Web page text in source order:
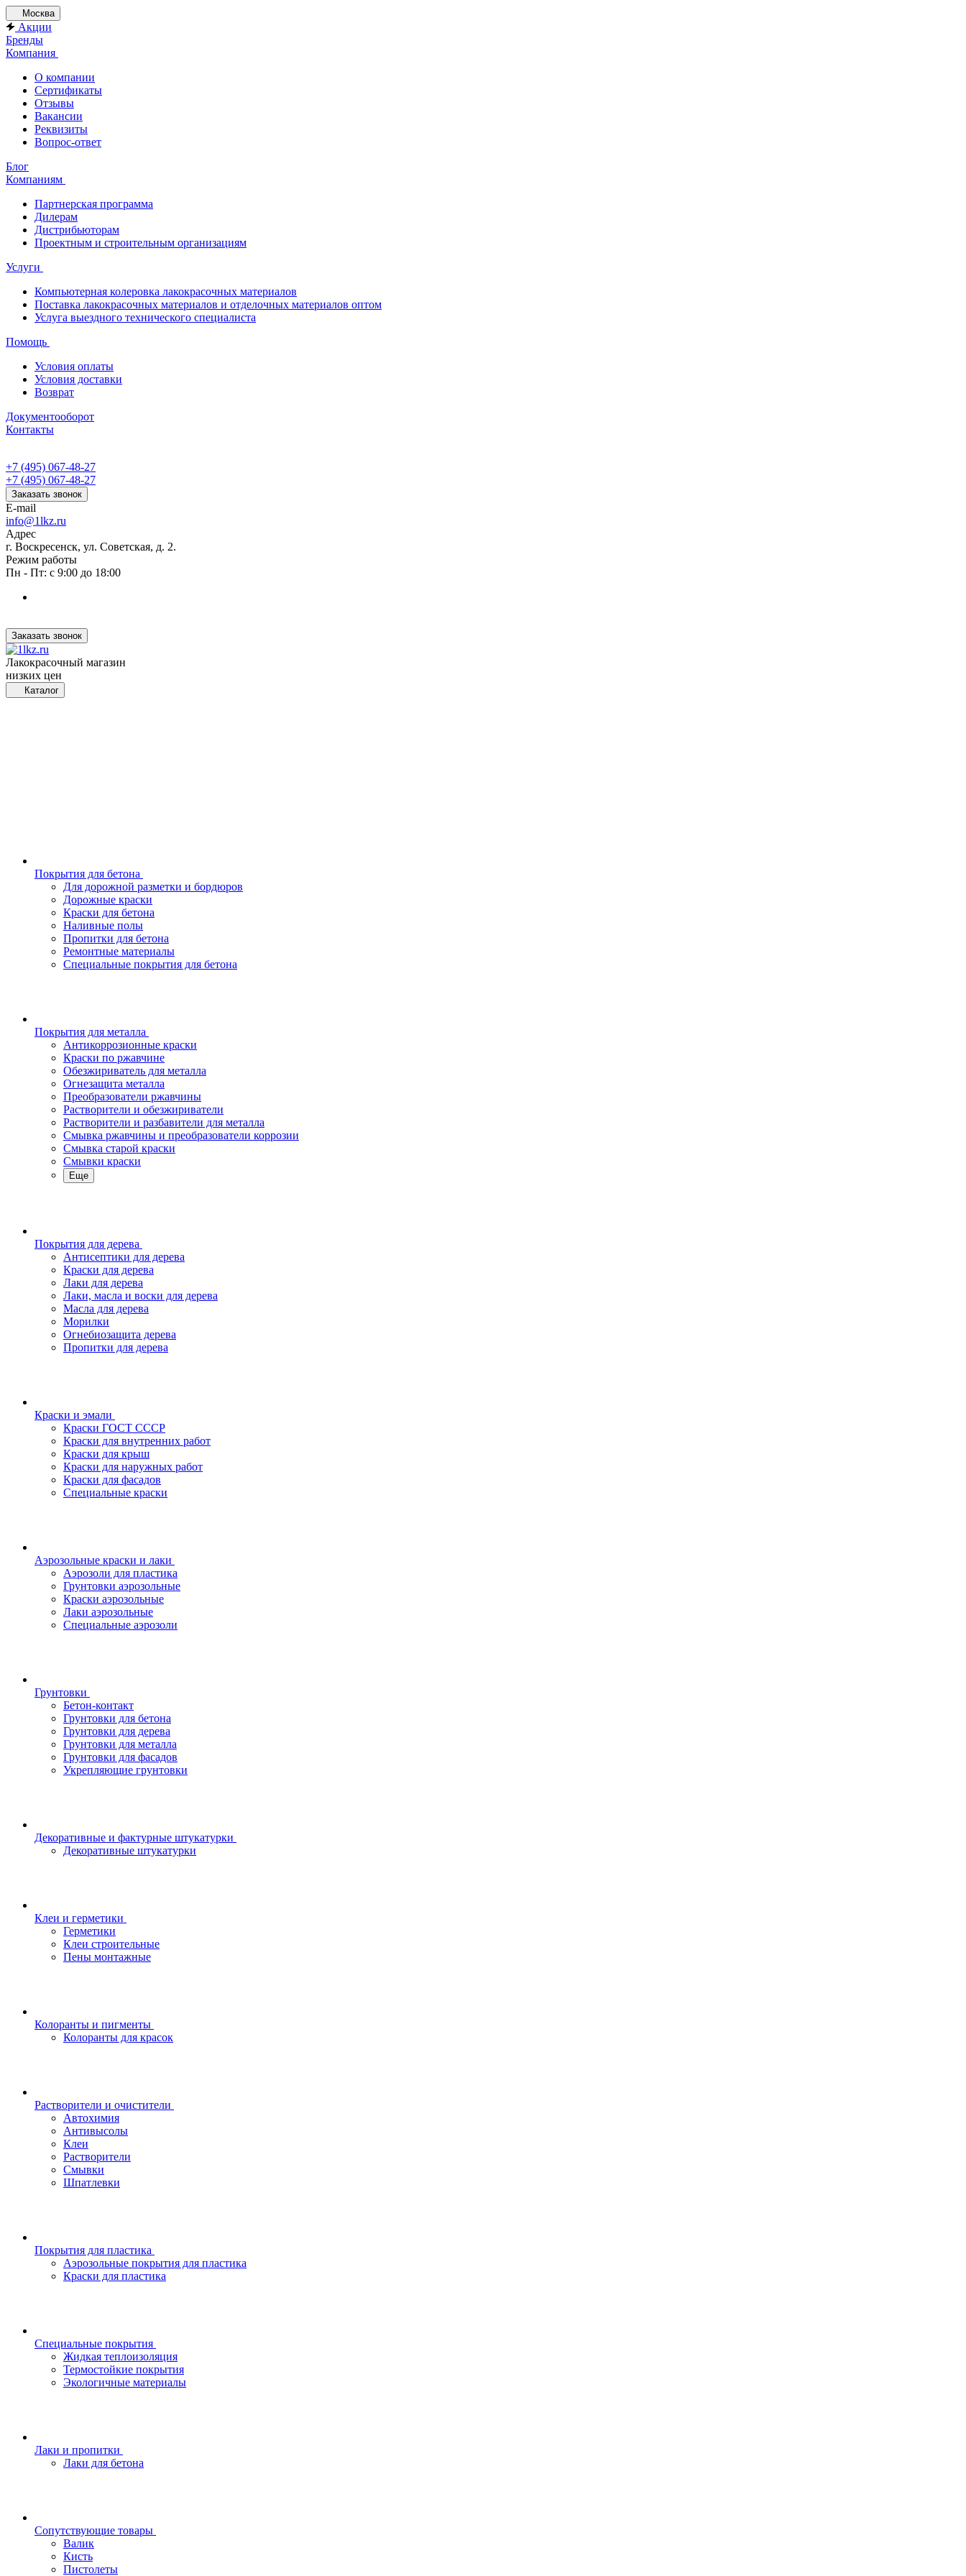
Москва
Акции
Бренды
Компания
О компании
Сертификаты
Отзывы
Вакансии
Реквизиты
Вопрос-ответ
Блог
Компаниям
Партнерская программа
Дилерам
Дистрибьюторам
Проектным и строительным организациям
Услуги
Компьютерная колеровка лакокрасочных материалов
Поставка лакокрасочных материалов и отделочных материалов оптом
Услуга выездного технического специалиста
Помощь
Условия оплаты
Условия доставки
Возврат
Документооборот
Контакты
+7 (495) 067-48-27
+7 (495) 067-48-27
Заказать звонок
E-mail
info@1lkz.ru
Адрес
г. Воскресенск, ул. Советская, д. 2.
Режим работы
Пн - Пт: с 9:00 до 18:00
Заказать звонок
Лакокрасочный магазин
низких цен
Каталог
Покрытия для бетона
Для дорожной разметки и бордюров
Дорожные краски
Краски для бетона
Наливные полы
Пропитки для бетона
Ремонтные материалы
Специальные покрытия для бетона
Покрытия для металла
Антикоррозионные краски
Краски по ржавчине
Обезжириватель для металла
Огнезащита металла
Преобразователи ржавчины
Растворители и обезжириватели
Растворители и разбавители для металла
Смывка ржавчины и преобразователи коррозии
Смывка старой краски
Смывки краски
Еще
Покрытия для дерева
Антисептики для дерева
Краски для дерева
Лаки для дерева
Лаки, масла и воски для дерева
Масла для дерева
Морилки
Огнебиозащита дерева
Пропитки для дерева
Краски и эмали
Краски ГОСТ СССР
Краски для внутренних работ
Краски для крыш
Краски для наружных работ
Краски для фасадов
Специальные краски
Аэрозольные краски и лаки
Аэрозоли для пластика
Грунтовки аэрозольные
Краски аэрозольные
Лаки аэрозольные
Специальные аэрозоли
Грунтовки
Бетон-контакт
Грунтовки для бетона
Грунтовки для дерева
Грунтовки для металла
Грунтовки для фасадов
Укрепляющие грунтовки
Декоративные и фактурные штукатурки
Декоративные штукатурки
Клеи и герметики
Герметики
Клеи строительные
Пены монтажные
Колоранты и пигменты
Колоранты для красок
Растворители и очистители
Автохимия
Антивысолы
Клеи
Растворители
Смывки
Шпатлевки
Покрытия для пластика
Аэрозольные покрытия для пластика
Краски для пластика
Специальные покрытия
Жидкая теплоизоляция
Термостойкие покрытия
Экологичные материалы
Лаки и пропитки
Лаки для бетона
Сопутствующие товары
Валик
Кисть
Пистолеты